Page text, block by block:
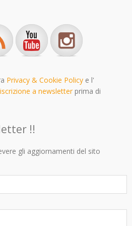
Privacy & Cookie Policy e l'
a newsletterprima di
!!
gli aggiornamenti del sito